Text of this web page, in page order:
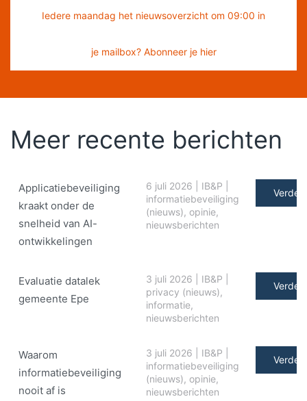
Iedere maandag het nieuwsoverzicht om 09:00 in
je mailbox? Abonneer je hier
Meer recente berichten
Applicatiebeveiliging
kraakt onder de
snelheid van AI-
ontwikkelingen
6 juli 2026 IB&P
informatiebeveiliging
(nieuws), opinie,
nieuwsberichten
Verder
Evaluatie datalek
gemeente Epe
3 juli 2026 IB&P
privacy (nieuws),
informatie,
nieuwsberichten
Verder
Waarom
informatiebeveiliging
nooit af is
3 juli 2026 IB&P
informatiebeveiliging
(nieuws), opinie,
nieuwsberichten
Verder